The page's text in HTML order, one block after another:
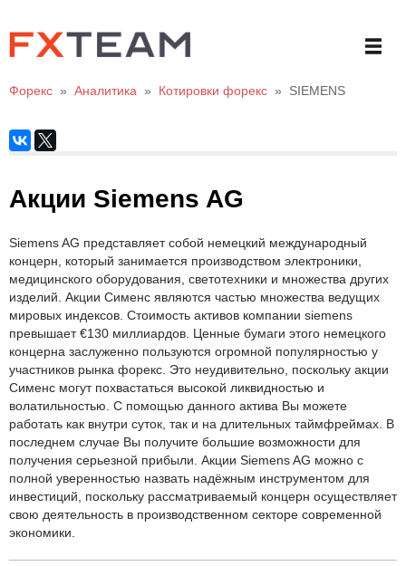
Форекс » Аналитика » Котировки форекс » SIEMENS
Акции Siemens AG
Siemens AG представляет собой немецкий международный
концерн, который занимается производством электроники,
медицинского оборудования, светотехники и множества других
изделий. Акции Сименс являются частью множества ведущих
мировых индексов. Стоимость активов компании siemens
превышает €130 миллиардов. Ценные бумаги этого немецкого
концерна заслуженно пользуются огромной популярностью у
участников рынка форекс. Это неудивительно, поскольку акции
Сименс могут похвастаться высокой ликвидностью и
волатильностью. С помощью данного актива Вы можете
работать как внутри суток, так и на длительных таймфреймах. В
последнем случае Вы получите большие возможности для
получения серьезной прибыли. Акции Siemens AG можно с
полной уверенностью назвать надёжным инструментом для
инвестиций, поскольку рассматриваемый концерн осуществляет
свою деятельность в производственном секторе современной
экономики.